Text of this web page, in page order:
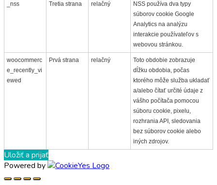
_nss Tretia strana relačný
NSS používa dva typy
súborov cookie Google
Analytics na analýzu
interakcie používateľov s
webovou stránkou.
woocommerc
e_recently_vi
ewed
Prvá strana relačný
Toto obdobie zobrazuje
dĺžku obdobia, počas
ktorého môže služba ukladať
a/alebo čítať určité údaje z
vášho počítača pomocou
súboru cookie, pixelu,
rozhrania API, sledovania
bez súborov cookie alebo
iných zdrojov.
Uložiť a prijať
Powered by